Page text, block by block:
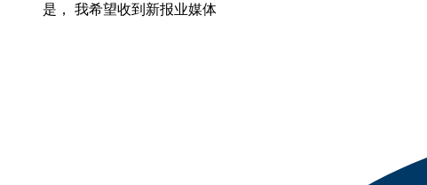
是， 我希望收到新报业媒体